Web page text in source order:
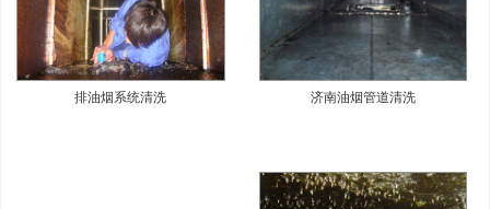
排油烟系统清洗 济南油烟管道清洗